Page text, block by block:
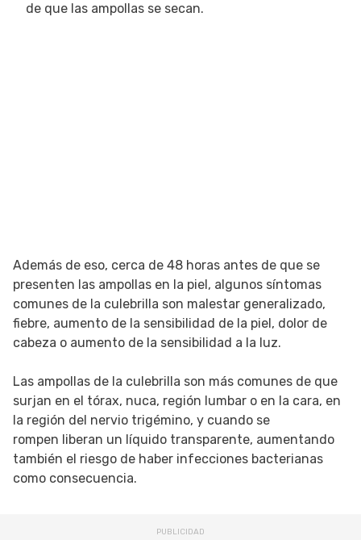
de que las ampollas se secan.
Además de eso, cerca de 48 horas antes de que se
presenten las ampollas en la piel, algunos síntomas
comunes de la culebrilla son malestar generalizado,
fiebre, aumento de la sensibilidad de la piel, dolor de
cabeza o aumento de la sensibilidad a la luz.
Las ampollas de la culebrilla son más comunes de que
surjan en el tórax, nuca, región lumbar o en la cara, en
la región del nervio trigémino, y cuando se
rompen liberan un líquido transparente, aumentando
también el riesgo de haber infecciones bacterianas
como consecuencia.